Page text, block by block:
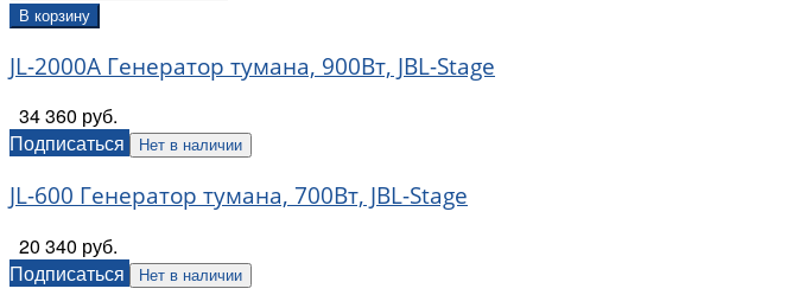
В корзину
JL-2000A Генератор тумана, 900Вт, JBL-Stage
34 360 руб.
Подписаться
Нет в наличии
JL-600 Генератор тумана, 700Вт, JBL-Stage
20 340 руб.
Подписаться
Нет в наличии